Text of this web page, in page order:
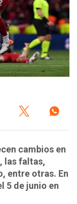
cambios en
las faltas,
entre otras. En
5 de junio en